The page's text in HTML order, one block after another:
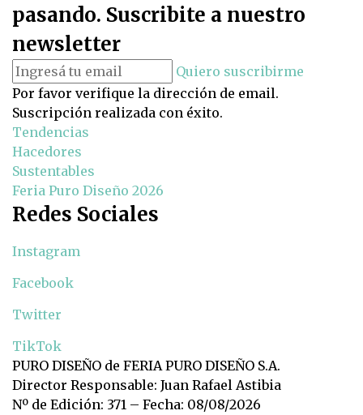
pasando. Suscribite a nuestro
newsletter
Quiero suscribirme
Por favor verifique la dirección de email.
Suscripción realizada con éxito.
Tendencias
Hacedores
Sustentables
Feria Puro Diseño 2026
Redes Sociales
Instagram
Facebook
Twitter
TikTok
PURO DISEÑO de FERIA PURO DISEÑO S.A.
Director Responsable: Juan Rafael Astibia
Nº de Edición: 371 – Fecha: 08/08/2026